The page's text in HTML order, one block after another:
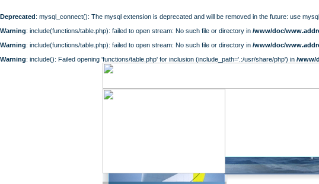
Deprecated: mysql_connect(): The mysql extension is deprecated and will be removed in the future: use
Warning: include(functions/table.php): failed to open stream: No such file or directory in /www/doc/
Warning: include(functions/table.php): failed to open stream: No such file or directory in /www/doc/
Warning: include(): Failed opening 'functions/table.php' for inclusion (include_path='.:/usr/share/php') in /www/